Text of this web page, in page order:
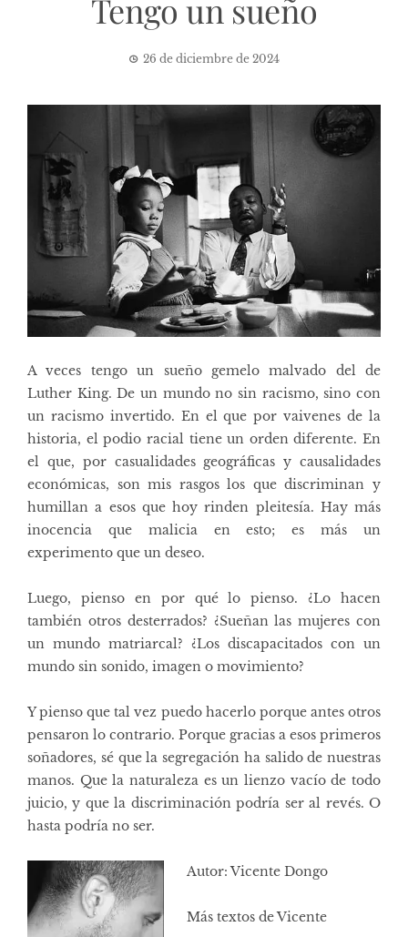
Tengo un sueño
26 de diciembre de 2024
A veces tengo un sueño gemelo malvado del de
Luther King. De un mundo no sin racismo, sino con
un racismo invertido. En el que por vaivenes de la
historia, el podio racial tiene un orden diferente. En
el que, por casualidades geográficas y causalidades
económicas, son mis rasgos los que discriminan y
humillan a esos que hoy rinden pleitesía. Hay más
inocencia que malicia en esto; es más un
experimento que un deseo.
Luego, pienso en por qué lo pienso. ¿Lo hacen
también otros desterrados? ¿Sueñan las mujeres con
un mundo matriarcal? ¿Los discapacitados con un
mundo sin sonido, imagen o movimiento?
Y pienso que tal vez puedo hacerlo porque antes otros
pensaron lo contrario. Porque gracias a esos primeros
soñadores, sé que la segregación ha salido de nuestras
manos. Que la naturaleza es un lienzo vacío de todo
juicio, y que la discriminación podría ser al revés. O
hasta podría no ser.
Autor: Vicente Dongo
Más textos de Vicente